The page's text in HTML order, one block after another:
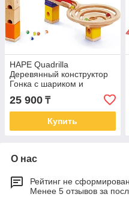
HAPE Quadrilla
Деревянный конструктор
Гонка с шариком и
переходами
25 900 ₸
Купить
О нас
Рейтинг не сформирован
Менее 5 отзывов за